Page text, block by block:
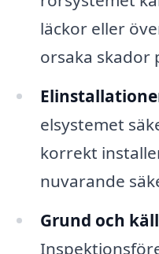
läckor eller
orsaka skador
elsystemet
korrekt
nuvarande
Grund och